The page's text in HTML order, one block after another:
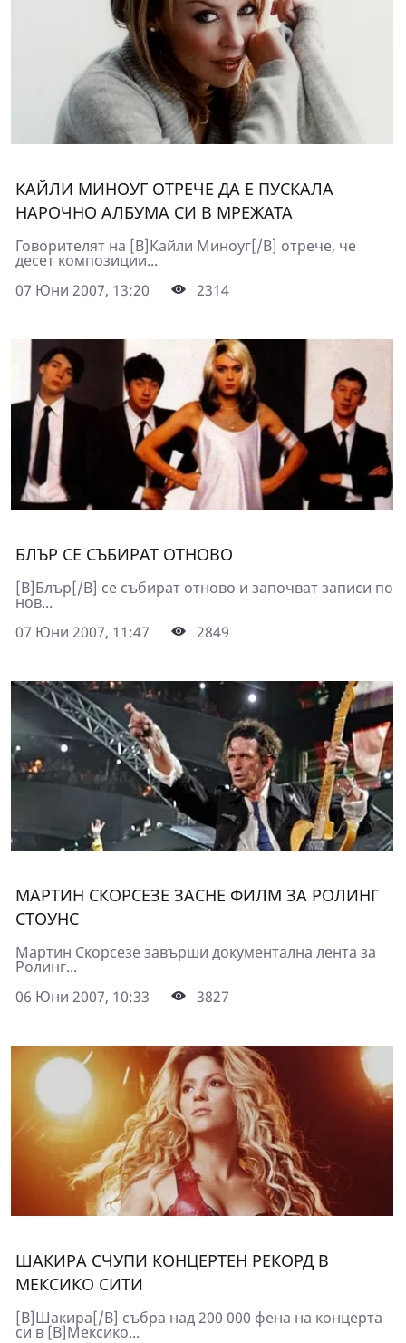
КАЙЛИ МИНОУГ ОТРЕЧЕ ДА Е ПУСКАЛА
НАРОЧНО АЛБУМА СИ В МРЕЖАТА
Говорителят на [B]Кайли Миноуг[/B] отрече, че
десет композиции...
07 Юни 2007, 13:20
2314
БЛЪР СЕ СЪБИРАТ ОТНОВО
[B]Блър[/B] се събират отново и започват записи по
нов...
07 Юни 2007, 11:47
2849
МАРТИН СКОРСЕЗЕ ЗАСНЕ ФИЛМ ЗА РОЛИНГ
СТОУНС
Мартин Скорсезе завърши документална лента за
Ролинг...
06 Юни 2007, 10:33
3827
ШАКИРА СЧУПИ КОНЦЕРТЕН РЕКОРД В
МЕКСИКО СИТИ
[B]Шакира[/B] събра над 200 000 фена на концерта
си в [B]Мексико...